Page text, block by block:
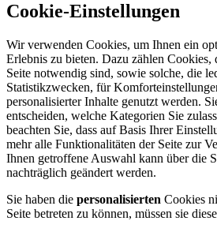
Cookie-Einstellungen
Wir verwenden Cookies, um Ihnen ein
Erlebnis zu bieten. Dazu zählen Cookies,
Seite notwendig sind, sowie solche, die
Statistikzwecken, für
personalisierter Inhalte genutzt werden.
entscheiden, welche Kategorien Sie
beachten Sie, dass auf Basis Ihrer
mehr alle Funktionalitäten der Seite zur
Ihnen getroffene Auswahl kann über die
nachträglich geändert werden.
Sie haben die personalisierten Cookies
Seite betreten zu können, müssen sie